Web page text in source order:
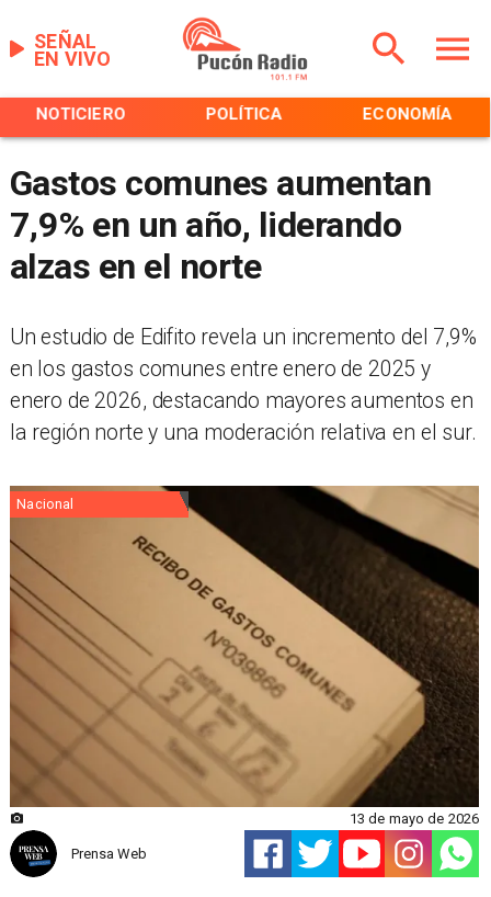
EN VIVO
SEÑAL
NOTICIERO POLÍTICA ECONOMÍA
Gastos comunes aumentan
7,9% en un año, liderando
alzas en el norte
Un estudio de Edifito revela un incremento del 7,9%
en los gastos comunes entre enero de 2025 y
enero de 2026, destacando mayores aumentos en
la región norte y una moderación relativa en el sur.
Nacional
Prensa Web
13 de mayo de 2026